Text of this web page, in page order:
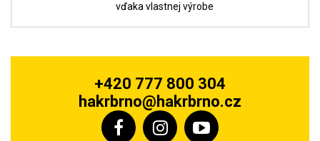
vďaka vlastnej výrobe
+420 777 800 304
hakrbrno@hakrbrno.cz